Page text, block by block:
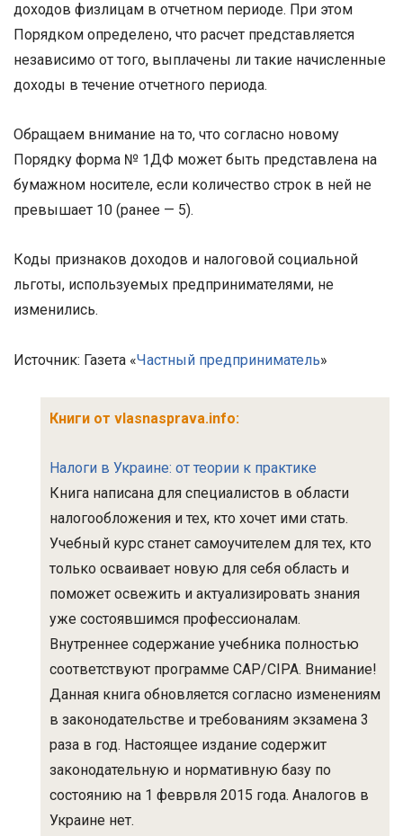
доходов физлицам в отчетном периоде. При этом
Порядком определено, что расчет представляется
независимо от того, выплачены ли такие начисленные
доходы в течение отчетного периода.
Обращаем внимание на то, что согласно новому
Порядку форма № 1ДФ может быть представлена на
бумажном носителе, если количество строк в ней не
превышает 10 (ранее — 5).
Коды признаков доходов и налоговой социальной
льготы, используемых предпринимателями, не
изменились.
Источник: Газета «Частный предприниматель»
Книги от vlasnasprava.info:
Налоги в Украине: от теории к практике
Книга написана для специалистов в области
налогообложения и тех, кто хочет ими стать.
Учебный курс станет самоучителем для тех, кто
только осваивает новую для себя область и
поможет освежить и актуализировать знания
уже состоявшимся профессионалам.
Внутреннее содержание учебника полностью
соответствуют программе САР/CIPA. Внимание!
Данная книга обновляется согласно изменениям
в законодательстве и требованиям экзамена 3
раза в год. Настоящее издание содержит
законодательную и нормативную базу по
состоянию на 1 феврвля 2015 года. Аналогов в
Украине нет.